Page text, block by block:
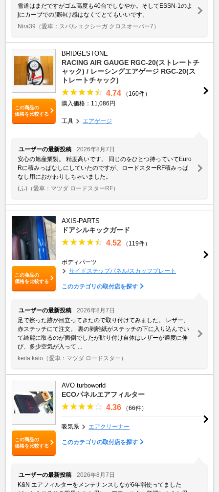
雪道はまだですがゴム高度も40台でしなやか。そしてESSN-1のよ
jにカーブでの腰砕け感はなくてとてもいいです。
Nira39 （愛車：スバル エクシーガ クロスオーバー7）
この商品の
価格を比較する
BRIDGESTONE
RACING AIR GAUGE RGC-20(ストレートチ
ャック) / レーシングエアゲージ RGC-20(ス
トレートチャック)
4.74
（160件）
購入価格：11,086円
工具 エアゲージ
ユーザーの最新投稿
2026年8月7日
安心の旭産業製。 精度高いです。 同じのをひとつ持っていてEuro
Rに積みっぱなしにしていたのですが、ロードスターRF積みっぱ
なし用におかわりしちゃいました。
(ふ) （愛車：マツダ ロードスターRF）
この商品の
価格を比較する
AXIS-PARTS
ドアシルキックガード
4.52 （119件）
ボディパーツ
サイドステップパネル/スカッフプレート
このカテゴリの取付店を探す
ユーザーの最新投稿
2026年8月7日
足で擦った跡が目立ってきたので取り付けてみました。 レザー、
赤ステッチにて注文。 裏の剥離紙がステッチの下に入り込んでい
て綺麗に取るのが面倒でしたが貼り付け自体はレザーが適度に伸
び、多少空気が入って ...
keita kato （愛車：マツダ ロードスター）
この商品の
価格を比較する
AVO turboworld
ECOパネルエアフィルター
4.36 （66件）
吸気系 エアクリーナー
このカテゴリの取付店を探す
ユーザーの最新投稿
2026年8月7日
K&N エアフィルターをメンテナンスしなが6年弱使ってました